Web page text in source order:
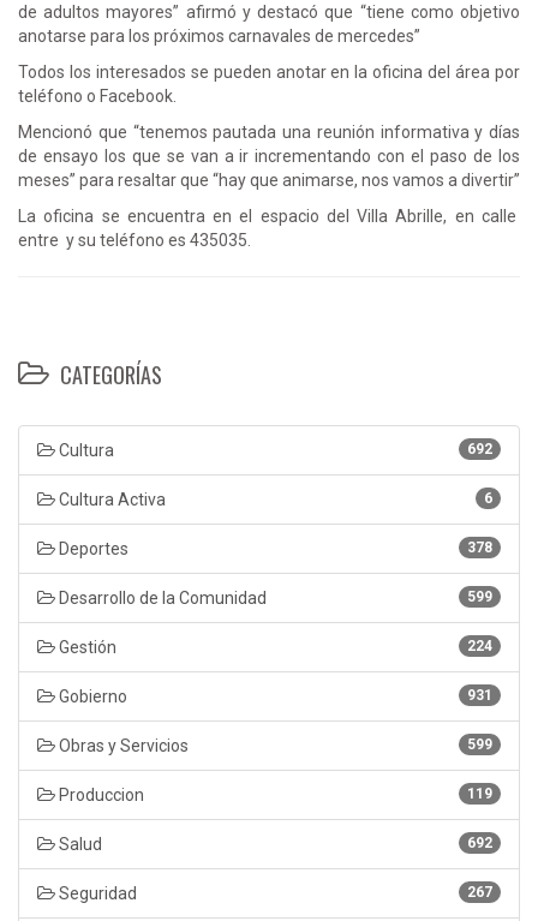
de adultos mayores” afirmó y destacó que “tiene como objetivo
anotarse para los próximos carnavales de mercedes”
Todos los interesados se pueden anotar en la oficina del área por
teléfono o Facebook.
Mencionó que “tenemos pautada una reunión informativa y días
de ensayo los que se van a ir incrementando con el paso de los
meses” para resaltar que “hay que animarse, nos vamos a divertir”
La oficina se encuentra en el espacio del Villa Abrille, en calle
entre y su teléfono es 435035.
CATEGORÍAS
692
Cultura
6
Cultura Activa
378
Deportes
599
Desarrollo de la Comunidad
224
Gestión
931
Gobierno
599
Obras y Servicios
119
Produccion
692
Salud
267
Seguridad